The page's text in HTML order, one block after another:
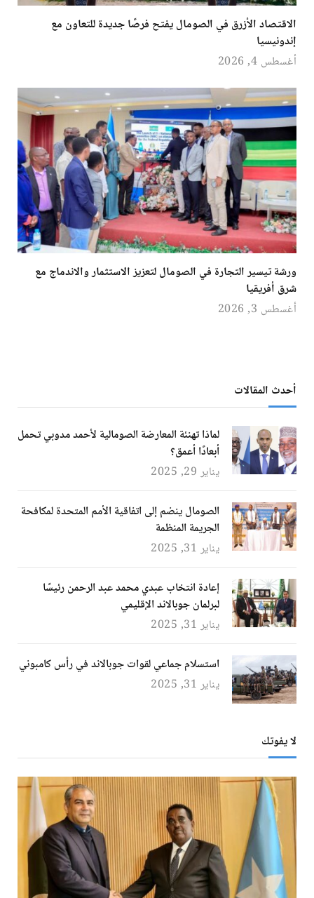
الاقتصاد الأزرق في الصومال يفتح فرصًا جديدة للتعاون مع
إندونيسيا
أغسطس 4, 2026
ورشة تيسير التجارة في الصومال لتعزيز الاستثمار والاندماج مع
شرق أفريقيا
أغسطس 3, 2026
أحدث المقالات
لماذا تهنئة المعارضة الصومالية لأحمد مدوبي تحمل
أبعادًا أعمق؟
يناير 29, 2025
الصومال ينضم إلى اتفاقية الأمم المتحدة لمكافحة
الجريمة المنظمة
يناير 31, 2025
إعادة انتخاب عبدي محمد عبد الرحمن رئيسًا
لبرلمان جوبالاند الإقليمي
يناير 31, 2025
استسلام جماعي لقوات جوبالاند في رأس كامبوني
يناير 31, 2025
لا يفوتك